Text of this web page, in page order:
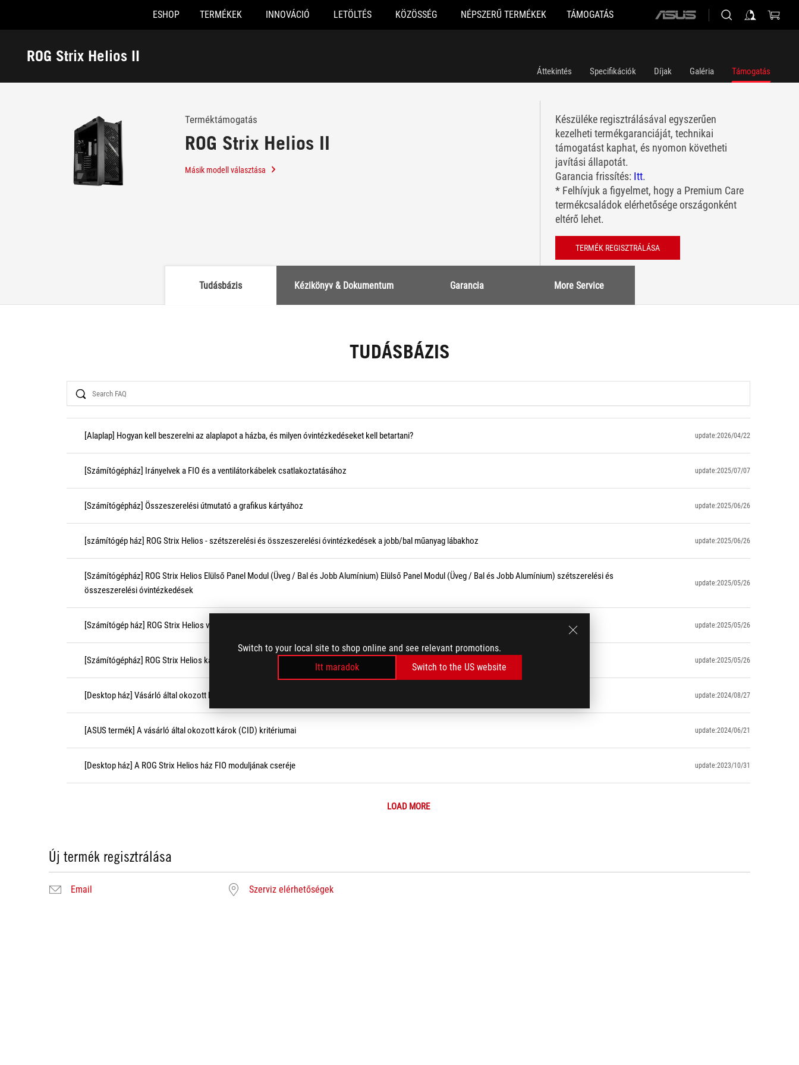
Switch to your local site to shop online and see relevant promotions.
Itt maradok
Switch to the US website
Accessibility links
ESHOP TERMÉKEK INNOVÁCIÓ LETÖLTÉS KÖZÖSSÉG NÉPSZERŰ TERMÉKEK TÁMOGATÁS
ASUS
ROG Strix Helios II
Támogatás
Áttekintés Specifikációk Díjak Galéria Támogatás
Terméktámogatás
ROG Strix Helios II
Másik modell választása
Készüléke regisztrálásával egyszerűen
kezelheti termékgaranciáját, technikai
támogatást kaphat, és nyomon követheti
javítási állapotát.
Garancia frissítés: Itt.
* Felhívjuk a figyelmet, hogy a Premium Care
termékcsaládok elérhetősége országonként
eltérő lehet.
TERMÉK REGISZTRÁLÁSA
Tudásbázis Kézikönyv & Dokumentum Garancia More Service
TUDÁSBÁZIS
Search
[Alaplap] Hogyan kell beszerelni az alaplapot a házba, és milyen óvintézkedéseket kell betartani? update:2026/04/22
[Számítógépház] Irányelvek a FIO és a ventilátorkábelek csatlakoztatásához update:2025/07/07
[Számítógépház] Összeszerelési útmutató a grafikus kártyához update:2025/06/26
[számítógép ház] ROG Strix Helios - szétszerelési és összeszerelési óvintézkedések a jobb/bal műanyag lábakhoz update:2025/06/26
[Számítógépház] ROG Strix Helios Elülső Panel Modul (Üveg / Bal és Jobb Alumínium) Elülső Panel Modul (Üveg / Bal és Jobb Alumínium) szétszerelési és
összeszerelési óvintézkedések
update:2025/05/26
[Számítógép ház] ROG Strix Helios ventilátor HUB szétszerelési és összeszerelési óvintézkedések update:2025/05/26
[Számítógépház] ROG Strix Helios kártyatartó szétszerelési és összeszerelési óvintézkedések update:2025/05/26
[Desktop ház] Vásárló által okozott károk (CID) kritériumai update:2024/08/27
[ASUS termék] A vásárló által okozott károk (CID) kritériumai update:2024/06/21
[Desktop ház] A ROG Strix Helios ház FIO moduljának cseréje update:2023/10/31
LOAD MORE
Új termék regisztrálása
Email Szerviz elérhetőségek